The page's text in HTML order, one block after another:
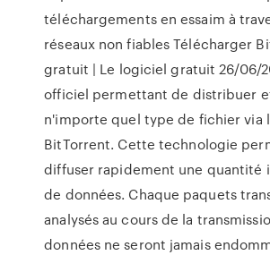
téléchargements en essaim à
réseaux non fiables Télécharger
gratuit | Le logiciel gratuit 26/06/
officiel permettant de distribuer
n'importe quel type de fichier via
BitTorrent. Cette technologie
diffuser rapidement une quantité
de données. Chaque paquets
analysés au cours de la
données ne seront jamais